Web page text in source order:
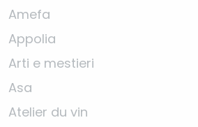
Amefa
Appolia
Arti e mestieri
Asa
Atelier du vin